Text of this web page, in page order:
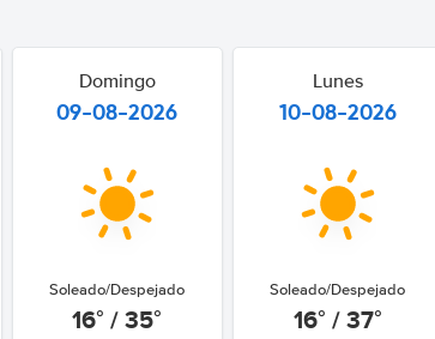
Domingo
09-08-2026
Soleado/Despejado
16° / 35°
Lunes
10-08-2026
Soleado/Despejado
16° / 37°